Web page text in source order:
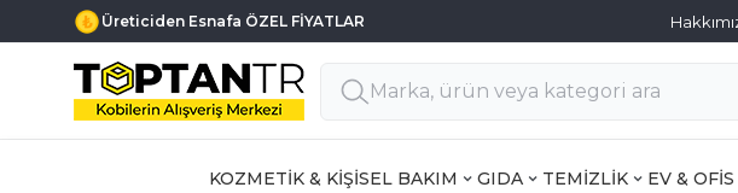
Üreticiden Esnafa ÖZEL FİYATLAR
KOZMETİK & KİŞİSEL BAKIM GIDA TEMİZLİK EV &